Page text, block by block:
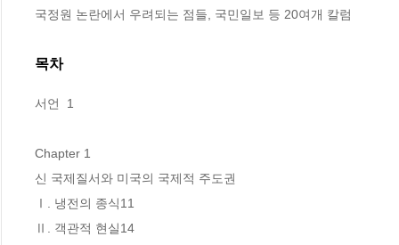
국정원 논란에서 우려되는 점들, 국민일보 등 20여개 칼럼
목차
서언  1
Chapter 1
신 국제질서와 미국의 국제적 주도권
Ⅰ. 냉전의 종식11
Ⅱ. 객관적 현실14